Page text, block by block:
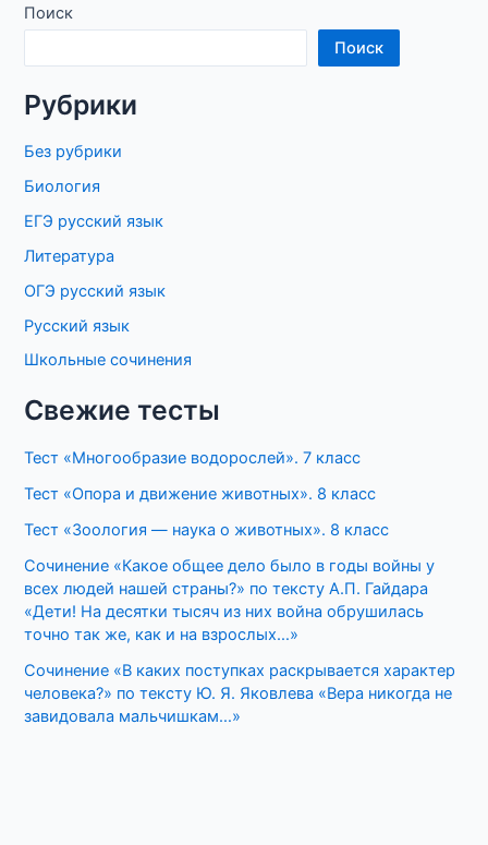
записям
Поиск
Поиск
Рубрики
Без рубрики
Биология
ЕГЭ русский язык
Литература
ОГЭ русский язык
Русский язык
Школьные сочинения
Свежие тесты
Тест «Многообразие водорослей». 7 класс
Тест «Опора и движение животных». 8 класс
Тест «Зоология — наука о животных». 8 класс
Сочинение «Какое общее дело было в годы войны у
всех людей нашей страны?» по тексту А.П. Гайдара
«Дети! На десятки тысяч из них война обрушилась
точно так же, как и на взрослых…»
Сочинение «В каких поступках раскрывается характер
человека?» по тексту Ю. Я. Яковлева «Вера никогда не
завидовала мальчишкам…»